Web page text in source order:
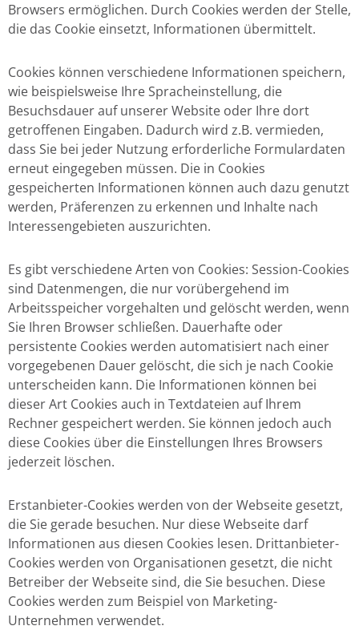
Browsers ermöglichen. Durch Cookies werden der Stelle,
die das Cookie einsetzt, Informationen übermittelt.
Cookies können verschiedene Informationen speichern,
wie beispielsweise Ihre Spracheinstellung, die
Besuchsdauer auf unserer Website oder Ihre dort
getroffenen Eingaben. Dadurch wird z.B. vermieden,
dass Sie bei jeder Nutzung erforderliche Formulardaten
erneut eingegeben müssen. Die in Cookies
gespeicherten Informationen können auch dazu genutzt
werden, Präferenzen zu erkennen und Inhalte nach
Interessengebieten auszurichten.
Es gibt verschiedene Arten von Cookies: Session-Cookies
sind Datenmengen, die nur vorübergehend im
Arbeitsspeicher vorgehalten und gelöscht werden, wenn
Sie Ihren Browser schließen. Dauerhafte oder
persistente Cookies werden automatisiert nach einer
vorgegebenen Dauer gelöscht, die sich je nach Cookie
unterscheiden kann. Die Informationen können bei
dieser Art Cookies auch in Textdateien auf Ihrem
Rechner gespeichert werden. Sie können jedoch auch
diese Cookies über die Einstellungen Ihres Browsers
jederzeit löschen.
Erstanbieter-Cookies werden von der Webseite gesetzt,
die Sie gerade besuchen. Nur diese Webseite darf
Informationen aus diesen Cookies lesen. Drittanbieter-
Cookies werden von Organisationen gesetzt, die nicht
Betreiber der Webseite sind, die Sie besuchen. Diese
Cookies werden zum Beispiel von Marketing-
Unternehmen verwendet.